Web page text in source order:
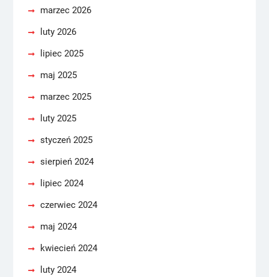
marzec 2026
luty 2026
lipiec 2025
maj 2025
marzec 2025
luty 2025
styczeń 2025
sierpień 2024
lipiec 2024
czerwiec 2024
maj 2024
kwiecień 2024
luty 2024